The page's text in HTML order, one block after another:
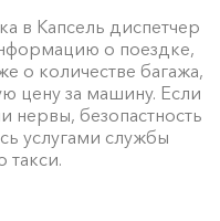
в Капсель диспетчер
о поездке,
о количестве багажа,
цену за машину. Если
нервы, безопастность
услугами службы
такси.